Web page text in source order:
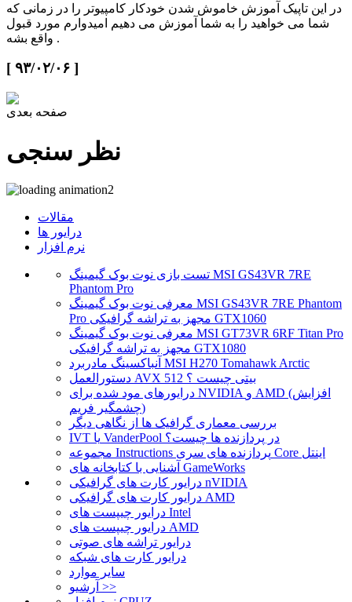
در این تاپیک آموزش خاموش شدن خودکار کامپیوتر را در زمانی که
شما می خواهید را به شما آموزش می دهیم امیدوارم مورد قبول
واقع بشه .
[ ۹۳/۰۲/۰۶ ]
صفحه بعدی
نظر سنجی
مقالات
درایور ها
نرم افزار
تست بازی نوت بوک گیمینگ MSI GS43VR 7RE
Phantom Pro
معرفی نوت بوک گیمینگ MSI GS43VR 7RE Phantom
Pro مجهز به تراشه گرافیکی GTX1060
معرفی نوت بوک گیمینگ MSI GT73VR 6RF Titan Pro
مجهز به تراشه گرافیکی GTX1080
آنباکسینگ مادربرد MSI H270 Tomahawk Arctic
دستورالعمل AVX 512 بیتی چیست ؟
درایورهای مود شده برای NVIDIA و AMD (افزایش
چشمگیر فریم)
بررسی معماری گرافیک ها از نگاهی دیگر
IVT یا VanderPool در پردازنده ها چیست؟
مجموعه Instructions پردازنده های سری Core اینتل
آشنایی با کتابخانه های GameWorks
درایور کارت های گرافیکی nVIDIA
درایور کارت های گرافیکی AMD
درایور چیپست های Intel
درایور چیپست های AMD
درایور تراشه های صوتی
درایور کارت های شبکه
سایر موارد
آرشیو >>